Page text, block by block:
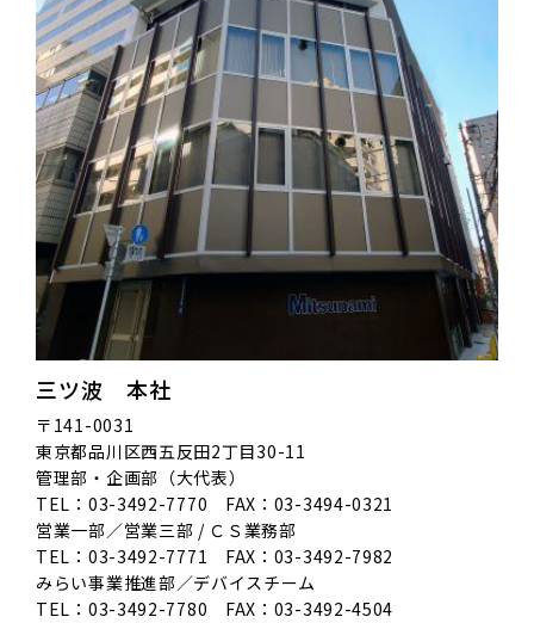
三ツ波 本社
〒141-0031
東京都品川区西五反田2丁目30-11
管理部・企画部（大代表）
TEL： 03-3492-7770
FAX：03-3494-0321
営業一部／営業三部 / ＣＳ業務部
TEL： 03-3492-7771
FAX：03-3492-7982
みらい事業推進部／デバイスチーム
TEL： 03-3492-7780 FAX：03-3492-4504